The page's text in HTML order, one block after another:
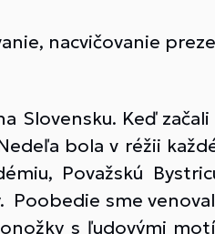
nacvičovanie
Slovensku. Keď
bola v réžii
Považskú
Poobedie sme
s ľudovými